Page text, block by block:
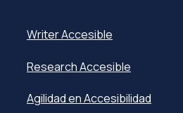
Writer Accesible
Research Accesible
Agilidad en Accesibilidad